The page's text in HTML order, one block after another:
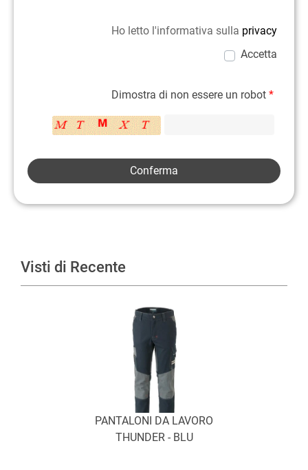
Ho letto l'informativa sulla privacy
Accetta
Dimostra di non essere un robot *
Visti di Recente
PANTALONI DA LAVORO
THUNDER - BLU